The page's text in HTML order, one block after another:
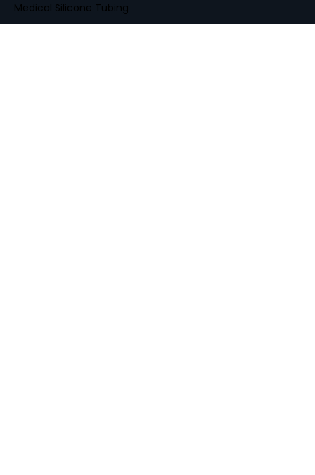
Medical Silicone Tubing